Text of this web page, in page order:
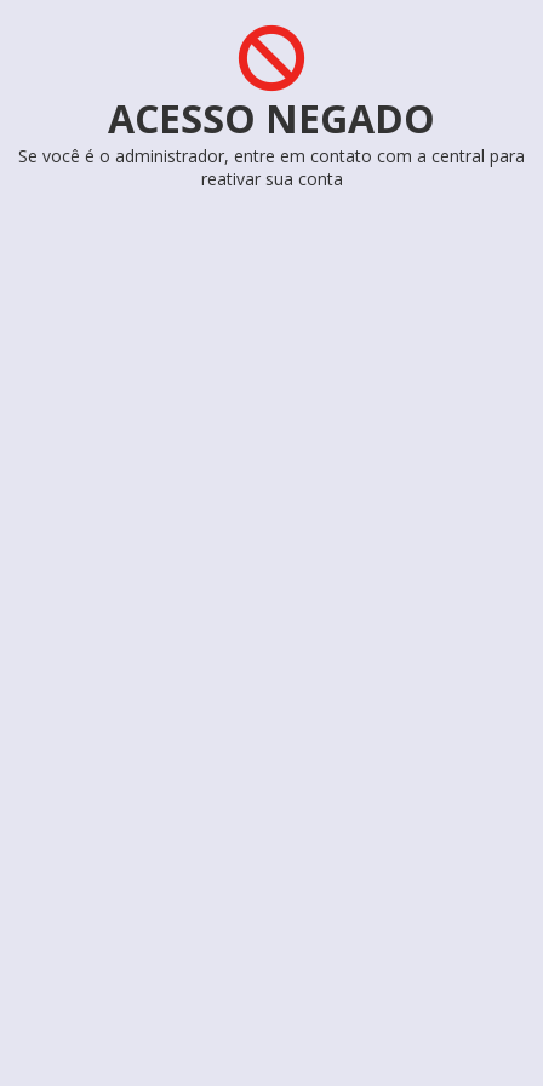
ACESSO NEGADO
Se você é o administrador, entre em contato com a central para
reativar sua conta